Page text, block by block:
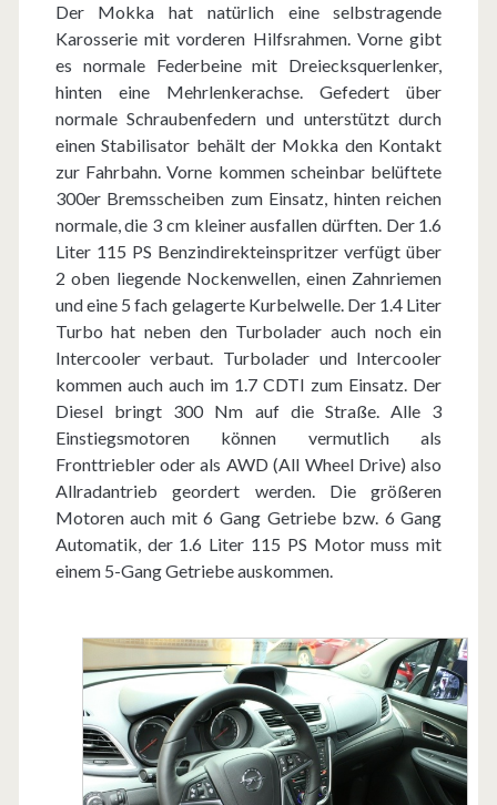
Der Mokka hat natürlich eine selbstragende
Karosserie mit vorderen Hilfsrahmen. Vorne gibt
es normale Federbeine mit Dreiecksquerlenker,
hinten eine Mehrlenkerachse. Gefedert über
normale Schraubenfedern und unterstützt durch
einen Stabilisator behält der Mokka den Kontakt
zur Fahrbahn. Vorne kommen scheinbar belüftete
300er Bremsscheiben zum Einsatz, hinten reichen
normale, die 3 cm kleiner ausfallen dürften. Der 1.6
Liter 115 PS Benzindirekteinspritzer verfügt über
2 oben liegende Nockenwellen, einen Zahnriemen
und eine 5 fach gelagerte Kurbelwelle. Der 1.4 Liter
Turbo hat neben den Turbolader auch noch ein
Intercooler verbaut. Turbolader und Intercooler
kommen auch auch im 1.7 CDTI zum Einsatz. Der
Diesel bringt 300 Nm auf die Straße. Alle 3
Einstiegsmotoren können vermutlich als
Fronttriebler oder als AWD (All Wheel Drive) also
Allradantrieb geordert werden. Die größeren
Motoren auch mit 6 Gang Getriebe bzw. 6 Gang
Automatik, der 1.6 Liter 115 PS Motor muss mit
einem 5-Gang Getriebe auskommen.